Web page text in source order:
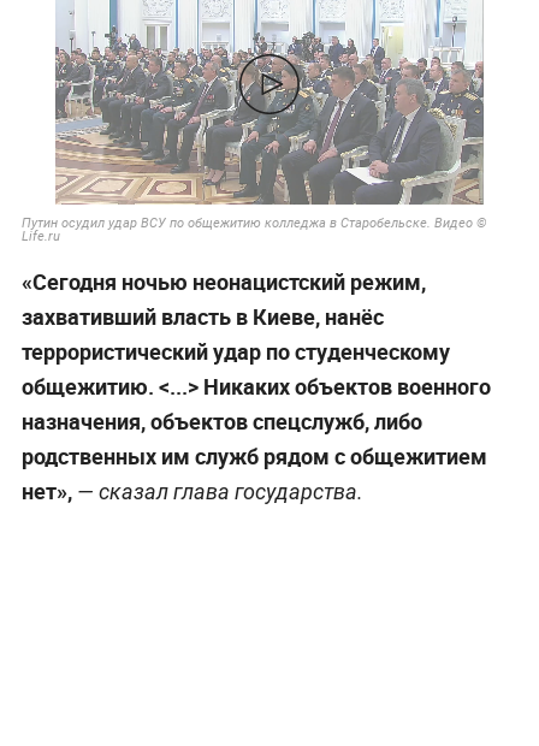
Путин осудил удар ВСУ по общежитию колледжа в Старобельске. Видео ©
Life.ru
«Сегодня ночью неонацистский режим,
захвативший власть в Киеве, нанёс
террористический удар по студенческому
общежитию. <...> Никаких объектов военного
назначения, объектов спецслужб, либо
родственных им служб рядом с общежитием
нет», — сказал глава государства.